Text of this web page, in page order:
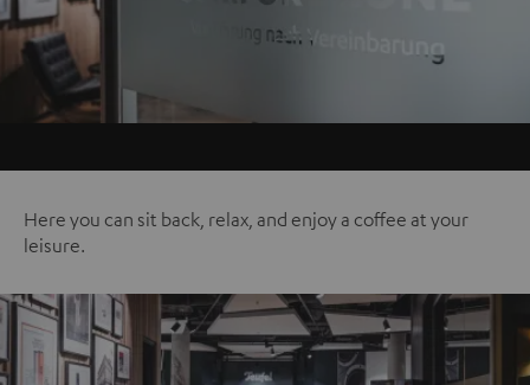
Here you can sit back, relax, and enjoy a coffee at your
leisure.